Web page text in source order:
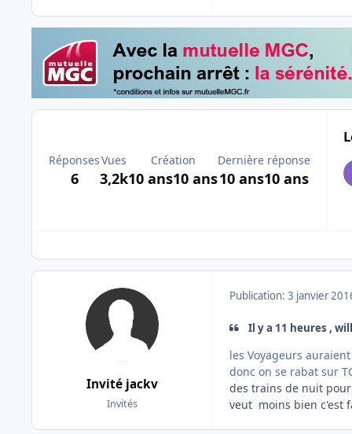
Réponses
6
Vues
3,2k
Création
10 ans10 ans
Dernière réponse
10 ans10 ans
Invité jackv
Invités
Publication: 3 janvier
Il y a 11 heures ,
les Voyageurs
donc on se rabat sur
des trains de nuit
veut moins bien c'est